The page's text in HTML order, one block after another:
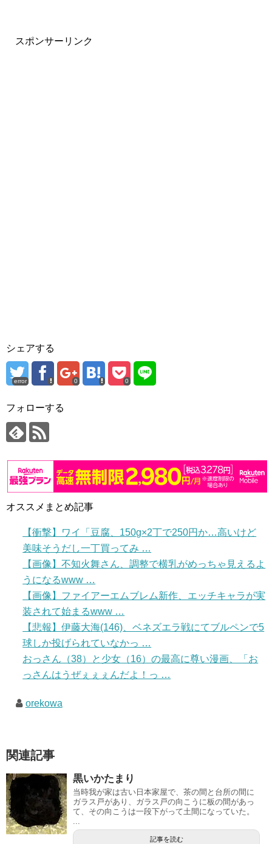
スポンサーリンク
シェアする
error 0 0
フォローする
オススメまとめ記事
【衝撃】ワイ「豆腐、150g×2丁で250円か…高いけど
美味そうだし一丁買ってみ …
【画像】不知火舞さん、調整で横乳がめっちゃ見えるよ
うになるwww …
【画像】ファイアーエムブレム新作、エッチキャラが実
装されて始まるwww …
【悲報】伊藤大海(146)、ベネズエラ戦にてブルペンで5
球しか投げられていなかっ …
おっさん（38）と少女（16）の最高に尊い漫画、「お
っさんはうぜぇぇぇんだよ！っ …
orekowa
関連記事
黒いかたまり
当時我が家は古い日本家屋で、茶の間と台所の間に
ガラス戸があり、ガラス戸の向こうに板の間があっ
て、その向こうは一段下がって土間になっていた。
記事を読む